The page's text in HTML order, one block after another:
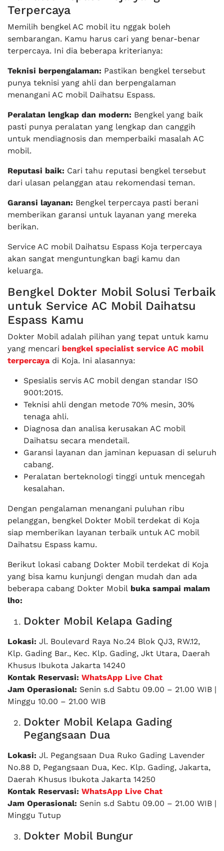
Terpercaya
Memilih bengkel AC mobil itu nggak boleh
sembarangan. Kamu harus cari yang benar-benar
terpercaya. Ini dia beberapa kriterianya:
Teknisi berpengalaman: Pastikan bengkel tersebut
punya teknisi yang ahli dan berpengalaman
menangani AC mobil Daihatsu Espass.
Peralatan lengkap dan modern: Bengkel yang baik
pasti punya peralatan yang lengkap dan canggih
untuk mendiagnosis dan memperbaiki masalah AC
mobil.
Reputasi baik: Cari tahu reputasi bengkel tersebut
dari ulasan pelanggan atau rekomendasi teman.
Garansi layanan: Bengkel terpercaya pasti berani
memberikan garansi untuk layanan yang mereka
berikan.
Service AC mobil Daihatsu Espass Koja terpercaya
akan sangat menguntungkan bagi kamu dan
keluarga.
Bengkel Dokter Mobil Solusi Terbaik
untuk Service AC Mobil Daihatsu
Espass Kamu
Dokter Mobil adalah pilihan yang tepat untuk kamu
yang mencari bengkel specialist service AC mobil
terpercaya di Koja. Ini alasannya:
Spesialis servis AC mobil dengan standar ISO
9001:2015.
Teknisi ahli dengan metode 70% mesin, 30%
tenaga ahli.
Diagnosa dan analisa kerusakan AC mobil
Daihatsu secara mendetail.
Garansi layanan dan jaminan kepuasan di seluruh
cabang.
Peralatan berteknologi tinggi untuk mencegah
kesalahan.
Dengan pengalaman menangani puluhan ribu
pelanggan, bengkel Dokter Mobil terdekat di Koja
siap memberikan layanan terbaik untuk AC mobil
Daihatsu Espass kamu.
Berikut lokasi cabang Dokter Mobil terdekat di Koja
yang bisa kamu kunjungi dengan mudah dan ada
beberapa cabang Dokter Mobil buka sampai malam
lho:
Dokter Mobil Kelapa Gading
Lokasi: Jl. Boulevard Raya No.24 Blok QJ3, RW.12,
Klp. Gading Bar., Kec. Klp. Gading, Jkt Utara, Daerah
Khusus Ibukota Jakarta 14240
Kontak Reservasi: WhatsApp Live Chat
Jam Operasional: Senin s.d Sabtu 09.00 – 21.00 WIB |
Minggu 10.00 – 21.00 WIB
Dokter Mobil Kelapa Gading
Pegangsaan Dua
Lokasi: Jl. Pegangsaan Dua Ruko Gading Lavender
No.88 D, Pegangsaan Dua, Kec. Klp. Gading, Jakarta,
Daerah Khusus Ibukota Jakarta 14250
Kontak Reservasi: WhatsApp Live Chat
Jam Operasional: Senin s.d Sabtu 09.00 – 21.00 WIB |
Minggu Tutup
Dokter Mobil Bungur